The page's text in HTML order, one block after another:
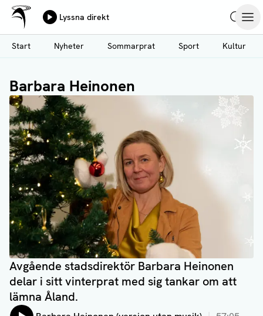
Hoppa
till
huvudinnehåll
Ålands Radio & TV
Lyssna direkt
Start
Nyheter Sommarprat Sport Kultur
Barbara Heinonen
Avgående stadsdirektör Barbara Heinonen
delar i sitt vinterprat med sig tankar om att
lämna Åland.